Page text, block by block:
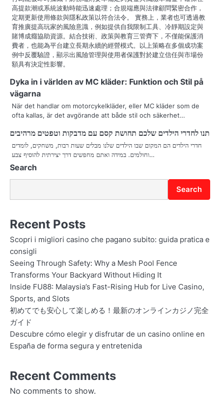
高提款潮或系統波動時能迅速處理；合規端應與法律顧問緊密合作，
定期更新使用條款與隱私政策以符合法令。 實務上，業者也可透過教
育推廣提高玩家的風險意識，例如提供自我限制工具、冷靜期設定與
賭博成癮協助資源。結合技術、政策與教育三管齊下，不僅能保護消
費者，也能為平台建立長期永續的經營模式。以上策略在多個成功案
例中反覆驗證，顯示出風險管理與使用者保護對於建立信任與市場份
額具有決定性影響。
Dyka in i världen av MC kläder: Funktion och Stil på
vägarna
När det handlar om motorcykelkläder, eller MC kläder som de
ofta kallas, är det avgörande att både stil och säkerhet…
תנו לחדרי הילדים שלכם תחושת קסם עם מדבקות וטפטים מרהיבים
חדרי הילדים הם המקום שבו הילדים שלנו מבלים שעות רבות, משחקים, לומדים
וחולמים. במידה ואתם מחפשים דרך יצירתית להוסיף צבע…
Search
Search
Recent Posts
Scopri i migliori casino che pagano subito: guida pratica e
consigli
Seeing Through Safety: Why a Mesh Pool Fence
Transforms Your Backyard Without Hiding It
Inside FU88: Malaysia’s Fast-Rising Hub for Live Casino,
Sports, and Slots
初めてでも安心して楽しめる！最新のオンラインカジノ完全
ガイド
Descubre cómo elegir y disfrutar de un casino online en
España de forma segura y entretenida
Recent Comments
No comments to show.